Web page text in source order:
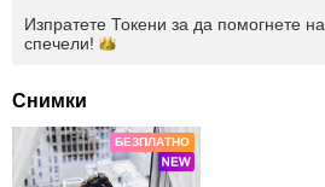
Изпратете Токени за да помогнете на
спечели!
Снимки
БЕЗПЛАТНО